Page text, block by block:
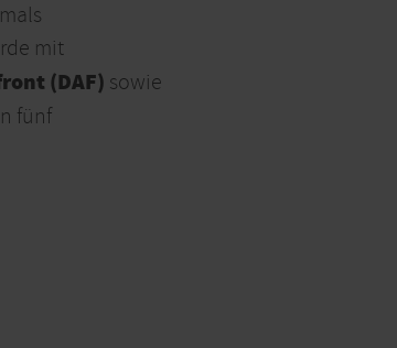
mit
(DAF) sowie
fünf